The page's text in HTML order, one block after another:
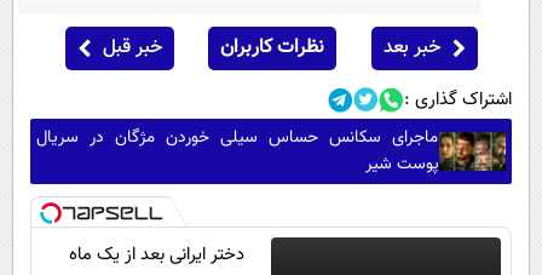
خبر بعد نظرات کاربران خبر قبل
اشتراک گذاری :
ماجرای سکانس حساس سیلی خوردن مژگان در سریال
پوست شیر
دختر ایرانی بعد از یک ماه